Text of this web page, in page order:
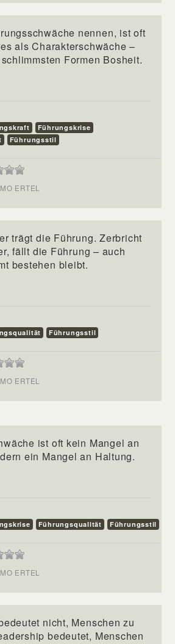
nennen, ist oft
als Charakterschwäche –
Formen Bosheit.
Führungskrise
Führungsstil
ERTEL
trägt die Führung. Zerbricht
fällt die Führung – auch
bestehen bleibt.
Führungsstil
ERTEL
ist oft kein Mangel an
ein Mangel an Haltung.
Führungsqualität Führungsstil
ERTEL
nicht, Menschen zu
bedeutet, Menschen